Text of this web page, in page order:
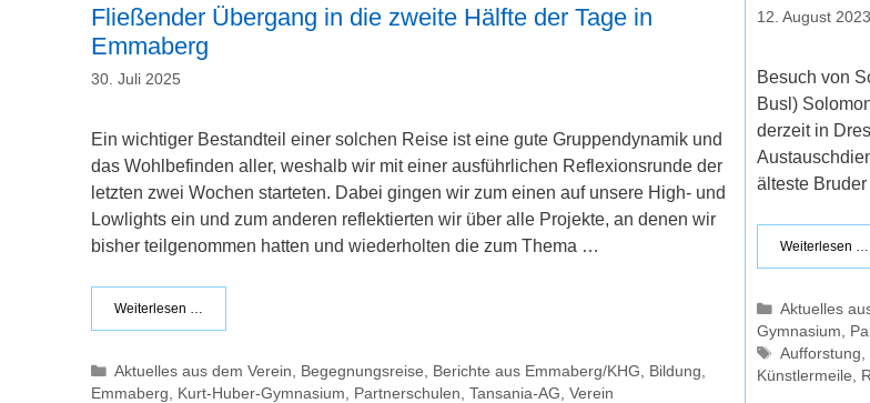
Fließender Übergang in die zweite Hälfte der Tage in
Emmaberg
30. Juli 2025
Ein wichtiger Bestandteil einer solchen Reise ist eine gute Gruppendynamik und
das Wohlbefinden aller, weshalb wir mit einer ausführlichen Reflexionsrunde der
letzten zwei Wochen starteten. Dabei gingen wir zum einen auf unsere High- und
Lowlights ein und zum anderen reflektierten wir über alle Projekte, an denen wir
bisher teilgenommen hatten und wiederholten die zum Thema …
Weiterlesen …
Kategorien
Aktuelles aus dem Verein Begegnungsreise Berichte aus Emmaberg/KHG Bildung
Emmaberg
Kurt-Huber-Gymnasium Partnerschulen Tansania-AG Verein
12. August 2023
Besuch von
Busl)
derzeit in
älteste
Weiterlesen …
Kategorien
Aktuelles
Gymnasium,
Aufforstung,
Künstlermeile,